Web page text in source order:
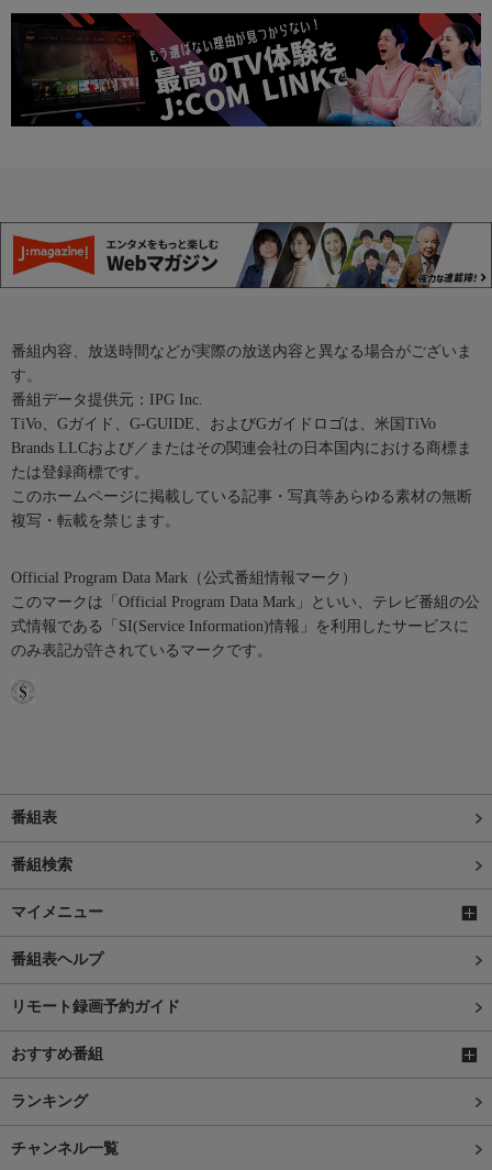
番組内容、放送時間などが実際の放送内容と異なる場合がございま
す。
番組データ提供元：IPG Inc.
TiVo、Gガイド、G-GUIDE、およびGガイドロゴは、米国TiVo
Brands LLCおよび／またはその関連会社の日本国内における商標ま
たは登録商標です。
このホームページに掲載している記事・写真等あらゆる素材の無断
複写・転載を禁じます。
Official Program Data Mark（公式番組情報マーク）
このマークは「Official Program Data Mark」といい、テレビ番組の公
式情報である「SI(Service Information)情報」を利用したサービスに
のみ表記が許されているマークです。
番組表
番組検索
マイメニュー
番組表ヘルプ
リモート録画予約ガイド
おすすめ番組
ランキング
チャンネル一覧